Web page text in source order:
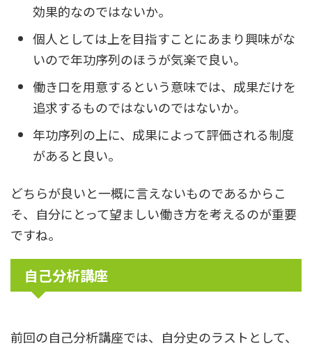
効果的なのではないか。
個人としては上を目指すことにあまり興味がな
いので年功序列のほうが気楽で良い。
働き口を用意するという意味では、成果だけを
追求するものではないのではないか。
年功序列の上に、成果によって評価される制度
があると良い。
どちらが良いと一概に言えないものであるからこ
そ、自分にとって望ましい働き方を考えるのが重要
ですね。
自己分析講座
前回の自己分析講座では、自分史のラストとして、